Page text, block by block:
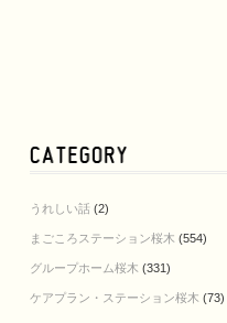
うれしい話 (2)
まごころステーション桜木 (554)
グループホーム桜木 (331)
ケアプラン・ステーション桜木 (73)